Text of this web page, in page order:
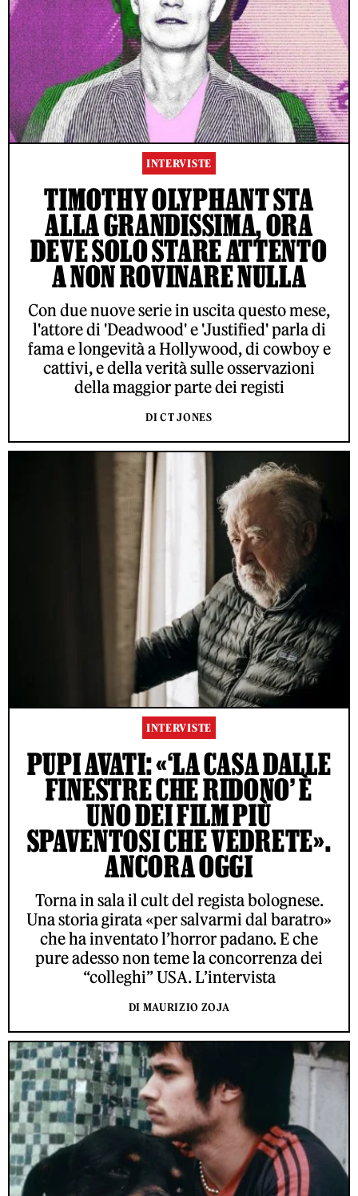
INTERVISTE
TIMOTHY OLYPHANT STA
ALLA GRANDISSIMA, ORA
DEVE SOLO STARE ATTENTO
A NON ROVINARE NULLA
Con due nuove serie in uscita questo mese,
l'attore di 'Deadwood' e 'Justified' parla di
fama e longevità a Hollywood, di cowboy e
cattivi, e della verità sulle osservazioni
della maggior parte dei registi
DI CT JONES
INTERVISTE
PUPI AVATI: «‘LA CASA DALLE
FINESTRE CHE RIDONO’ È
UNO DEI FILM PIÙ
SPAVENTOSI CHE VEDRETE».
ANCORA OGGI
Torna in sala il cult del regista bolognese.
Una storia girata «per salvarmi dal baratro»
che ha inventato l’horror padano. E che
pure adesso non teme la concorrenza dei
“colleghi” USA. L’intervista
DI MAURIZIO ZOJA